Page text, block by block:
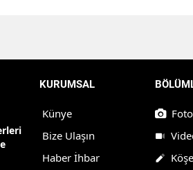
KURUMSAL
Künye
Bize Ulaşın
Haber İhbar